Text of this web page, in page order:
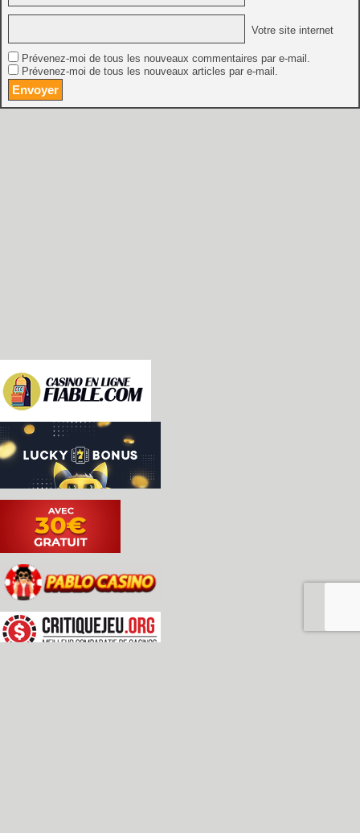
Votre site internet
Prévenez-moi de tous les nouveaux commentaires par e-mail.
Prévenez-moi de tous les nouveaux articles par e-mail.